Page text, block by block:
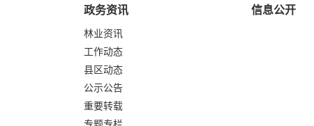
政务资讯
林业资讯
工作动态
县区动态
公示公告
重要转载
信息公开